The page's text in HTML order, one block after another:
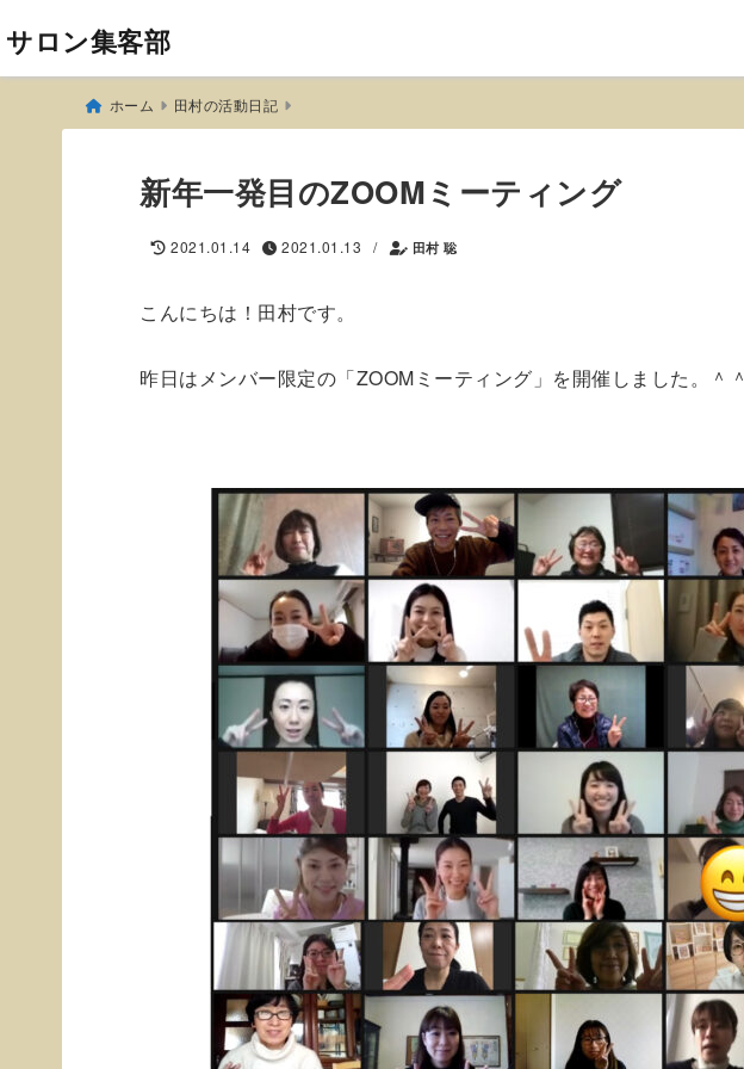
サロン集客部
ホーム 田村の活動日記
新年一発目のZOOMミーティング
2021.01.14 2021.01.13 / 田村 聡
こんにちは！田村です。
昨日はメンバー限定の「ZOOMミーティング」を開催しました。＾＾